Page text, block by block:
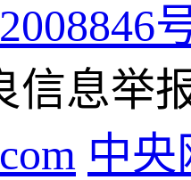
信息举
中